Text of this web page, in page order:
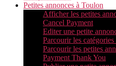
Petites annonces à Toulon
Afficher les petites
Cancel Payment
Editer une petite
Parcourir les
Parcourir les petites
Payment Thank You